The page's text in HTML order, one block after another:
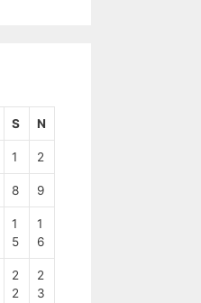
S N
1 2
8 9
1
5
1
6
2
2
2
3